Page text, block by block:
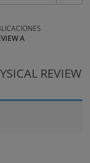
A
REVIEW